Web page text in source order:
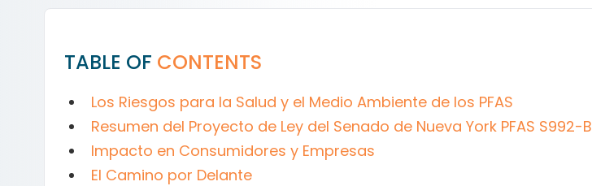
TABLE OF CONTENTS
Los Riesgos para la Salud y el Medio Ambiente de los PFAS
Resumen del Proyecto de Ley del Senado de Nueva York PFAS S992-B
Impacto en Consumidores y Empresas
El Camino por Delante